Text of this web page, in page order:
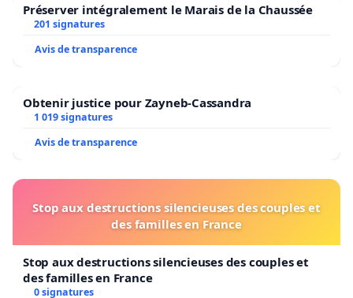
Préserver intégralement le Marais de la Chaussée
201 signatures
Avis de transparence
Obtenir justice pour Zayneb-Cassandra
1 019 signatures
Avis de transparence
Stop aux destructions silencieuses des couples et
des familles en France
Stop aux destructions silencieuses des couples et
des familles en France
0 signatures